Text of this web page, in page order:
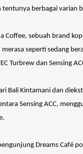
berbagai
Coffee, sebuah brand
seperti sedang
Turbrew dan Sensing
Bali Kintamani dan
Sensing ACC,
Dreams Café